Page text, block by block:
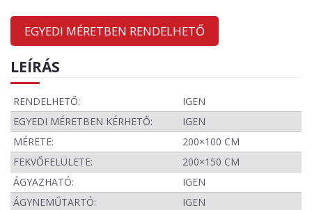
EGYEDI MÉRETBEN RENDELHETŐ
LEÍRÁS
RENDELHETŐ:
IGEN
EGYEDI MÉRETBEN KÉRHETŐ:
IGEN
MÉRETE:
200×100 CM
FEKVŐFELÜLETE:
200×150 CM
ÁGYAZHATÓ:
IGEN
ÁGYNEMŰTARTÓ:
IGEN